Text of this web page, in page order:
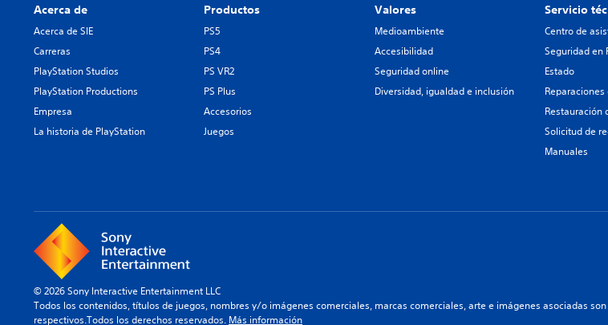
Acerca de
Acerca de SIE
Carreras
PlayStation Studios
PlayStation Productions
Empresa
La historia de PlayStation
Productos
PS5
PS4
PS VR2
PS Plus
Accesorios
Juegos
Valores
Medioambiente
Accesibilidad
Seguridad online
Diversidad, igualdad e inclusión
Servicio
Centro de
Seguridad en
Estado
Restauración
Solicitud de
Manuales
© 2026 Sony Interactive Entertainment LLC
Todos los contenidos, títulos de juegos, nombres y/o imágenes comerciales, marcas comerciales, arte e imágenes asociadas
respectivos.Todos los derechos reservados. Más información